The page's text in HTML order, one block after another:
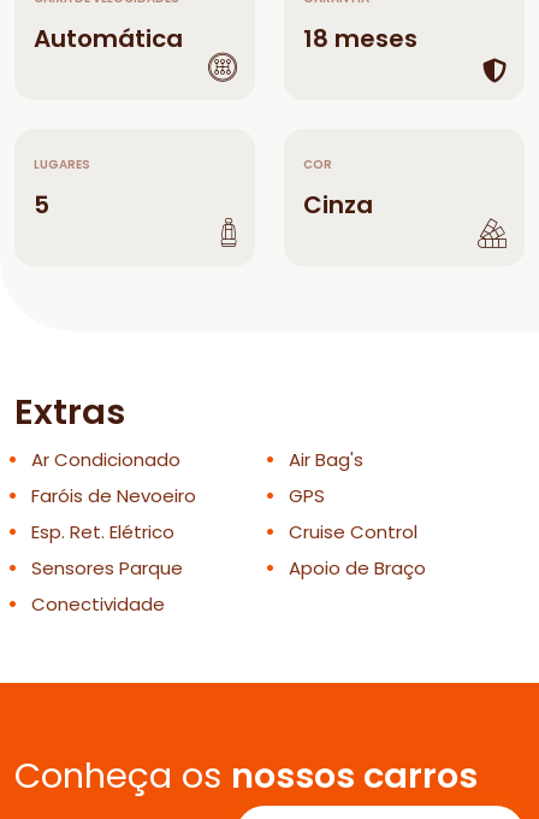
Automática 18 meses
LUGARES
5
COR
Cinza
Extras
Ar Condicionado
Air Bag's
Faróis de Nevoeiro
GPS
Esp. Ret. Elétrico
Cruise Control
Sensores Parque
Apoio de Braço
Conectividade
Conheça os nossos carros